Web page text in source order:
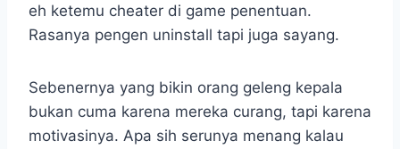
eh ketemu cheater di game penentuan.
Rasanya pengen uninstall tapi juga sayang.
Sebenernya yang bikin orang geleng kepala
bukan cuma karena mereka curang, tapi karena
motivasinya. Apa sih serunya menang kalau